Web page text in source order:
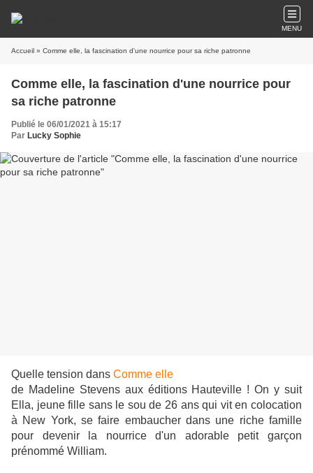
MENU
Accueil » Comme elle, la fascination d'une nourrice pour sa riche patronne
Comme elle, la fascination d'une nourrice pour
sa riche patronne
Publié le 06/01/2021 à 15:17
Par Lucky Sophie
Quelle tension dans Comme elle
de Madeline Stevens aux éditions Hauteville ! On y suit
Ella, jeune fille sans le sou de 26 ans qui vit en colocation
à New York, se faire embaucher dans une riche famille
pour devenir la nourrice d'un adorable petit garçon
prénommé William.